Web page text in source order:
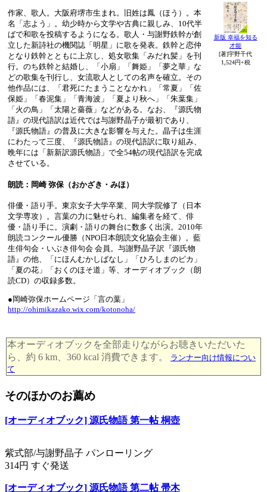
作家、歌人。大阪府堺市生まれ。旧姓は鳳（ほう）。本
名「志よう」。幼少時から文学や古典に親しみ、10代半
ばで和歌を投稿するようになる。歌人・与謝野鉄幹が創
立した新詩社の機関誌「明星」に歌を発表。鉄幹と恋仲
となり鉄幹とともに上京し、処女歌集「みだれ髪」を刊
行。のち鉄幹と結婚し、「小扇」「舞姫」「夢之華」な
どの歌集を刊行し、女流歌人としての名声を確立。その
他作品には、「君死にたまうことなかれ」「常夏」「佐
保姫」「春泥集」「青海波」「夏より秋へ」「朱葉集」
「火の鳥」「太陽と薔薇」などがある。なお、『源氏物
語』の現代語訳は近代では与謝野晶子が最初であり、
『源氏物語』の普及に大きな影響を与えた。晶子は生涯
にわたって三度、『源氏物語』の現代語訳に取り組み、
晩年には「新新訳源氏物語」で全54帖の現代語訳を完成
させている。
朗読：岡崎 弥保（おかざき・みほ）
俳優・語り手。東京女子大学卒業、同大学院修了（日本
文学専攻）。言葉の力に魅せられ、編集者を経て、俳
優・語り手に。演劇・語りの舞台に数多く出演。2010年
朗読コンクール優勝（NPO日本朗読文化協会主催）。藍
生俳句会・いぶき俳句会 会員。与謝野晶子訳『源氏物
語』の他、「にほんむかしばなし」「ひろしまのピカ」
「夏の花」「おくのほそ道」等、オーディオブック（朗
読CD）の収録多数。
●岡崎弥保ホームページ「言の葉」
http://ohimikazako.wix.com/kotonoha/
新版 幸福を知る
才能
[著]宇野千代
1,524円+税
本オーディオブックを全部走りながらお聴きいただいた
ら、約 6 km、360 kcal 消費できます。
ランナー向け情報につい
て
そのほかのお薦め
[オーディオブック] 源氏物語 第一帖 桐壺
紫式部/与謝野晶子 パンローリング
314円 すぐ発送
[オーディオブック] 源氏物語 第二帖 帚木